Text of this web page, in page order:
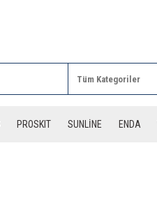
PROSKIT SUNLİNE ENDA